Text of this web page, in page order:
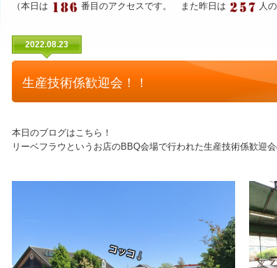
（本日は 番目のアクセスです。 また昨日は 人
2022.08.23
生産技術係歓迎会！！
本日のブログはこちら！
リーベフラウというお店のBBQ会場で行われた生産技術係歓迎会